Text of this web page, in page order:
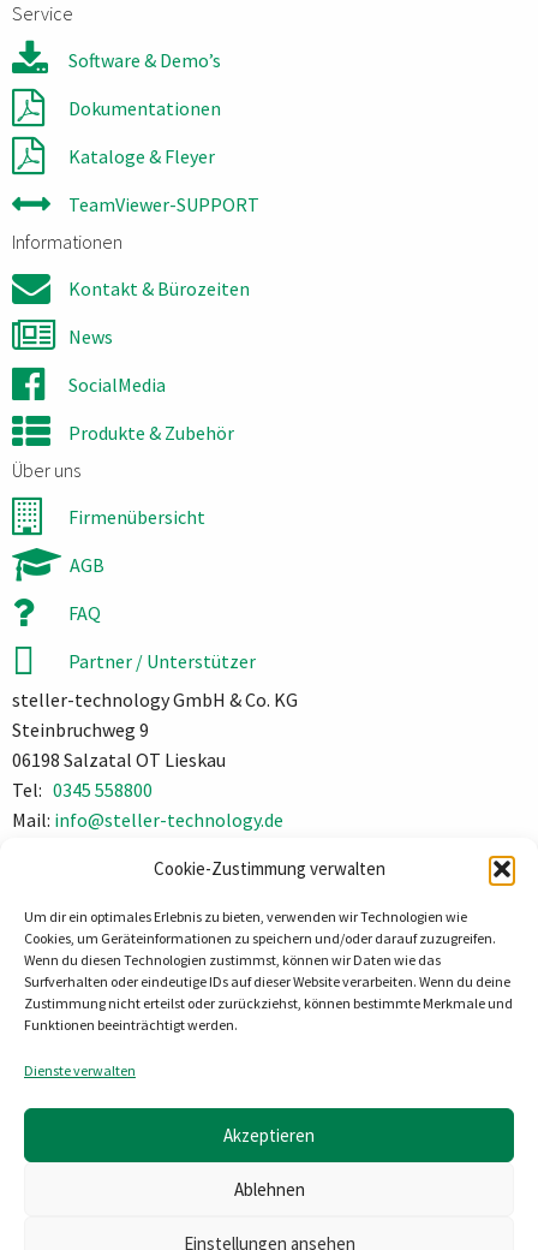
Cookie-Zustimmung verwalten
Um dir ein optimales Erlebnis zu bieten, verwenden wir Technologien wie
Cookies, um Geräteinformationen zu speichern und/oder darauf zuzugreifen.
Wenn du diesen Technologien zustimmst, können wir Daten wie das
Surfverhalten oder eindeutige IDs auf dieser Website verarbeiten. Wenn du deine
Zustimmung nicht erteilst oder zurückziehst, können bestimmte Merkmale und
Funktionen beeinträchtigt werden.
Dienste verwalten
Akzeptieren
Ablehnen
Einstellungen ansehen
Service
Software & Demo’s
Dokumentationen
Kataloge & Fleyer
TeamViewer-SUPPORT
Informationen
Kontakt & Bürozeiten
News
SocialMedia
Produkte & Zubehör
Über uns
Firmenübersicht
AGB
FAQ
Partner / Unterstützer
steller-technology GmbH & Co. KG
Steinbruchweg 9
06198 Salzatal OT Lieskau
Tel: 0345 558800
Mail: info@steller-technology.de